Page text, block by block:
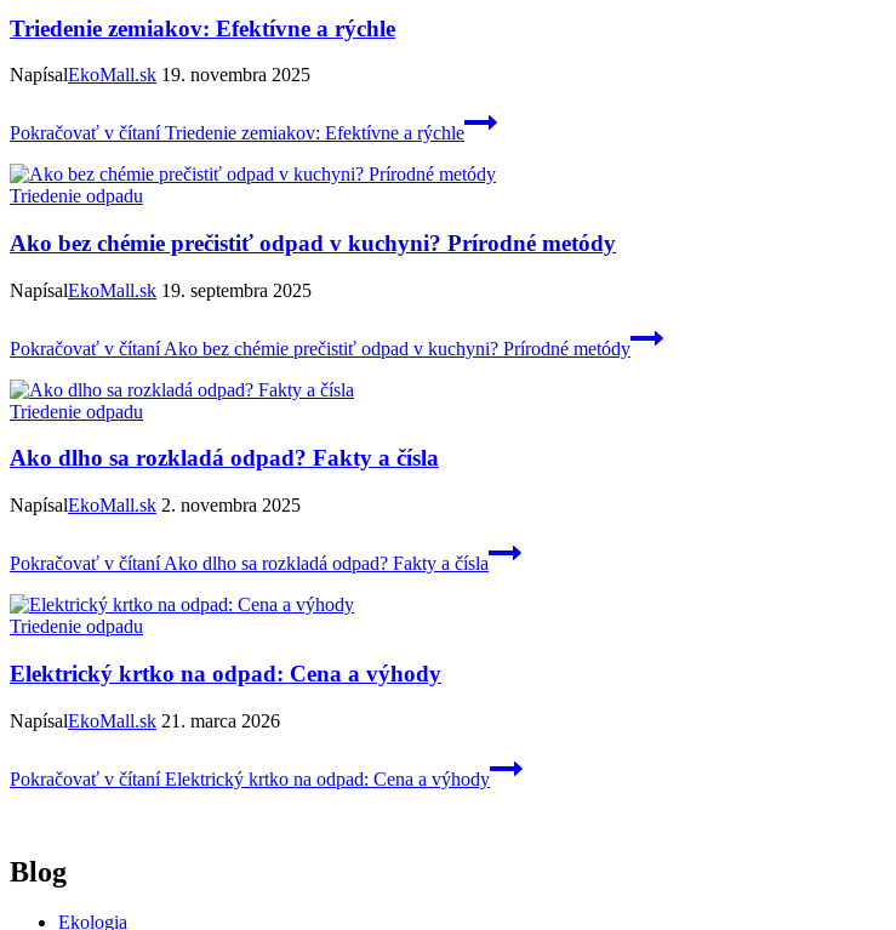
Triedenie zemiakov: Efektívne a rýchle
NapísalEkoMall.sk 19. novembra 2025
Pokračovať v čítaníTriedenie zemiakov: Efektívne a rýchle
Triedenie odpadu
Ako bez chémie prečistiť odpad v kuchyni? Prírodné metódy
NapísalEkoMall.sk 19. septembra 2025
Pokračovať v čítaníAko bez chémie prečistiť odpad v kuchyni? Prírodné metódy
Triedenie odpadu
Ako dlho sa rozkladá odpad? Fakty a čísla
NapísalEkoMall.sk 2. novembra 2025
Pokračovať v čítaníAko dlho sa rozkladá odpad? Fakty a čísla
Triedenie odpadu
Elektrický krtko na odpad: Cena a výhody
NapísalEkoMall.sk 21. marca 2026
Pokračovať v čítaníElektrický krtko na odpad: Cena a výhody
Blog
Ekologia